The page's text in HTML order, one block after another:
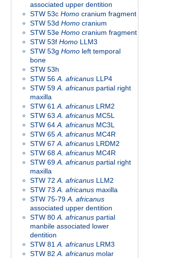
associated upper dentition
STW 53c Homo cranium fragment
STW 53d Homo cranium
STW 53e Homo cranium fragment
STW 53f Homo LLM3
STW 53g Homo left temporal
bone
STW 53h
STW 56 A. africanus LLP4
STW 59 A. africanus partial right
maxilla
STW 61 A. africanus LRM2
STW 63 A. africanus MC5L
STW 64 A. africanus MC3L
STW 65 A. africanus MC4R
STW 67 A. africanus LRDM2
STW 68 A. africanus MC4R
STW 69 A. africanus partial right
maxilla
STW 72 A. africanus LLM2
STW 73 A. africanus maxilla
STW 75-79 A. africanus
associated upper dentition
STW 80 A. africanus partial
manbile associated lower
dentition
STW 81 A. africanus LRM3
STW 82 A. africanus molar